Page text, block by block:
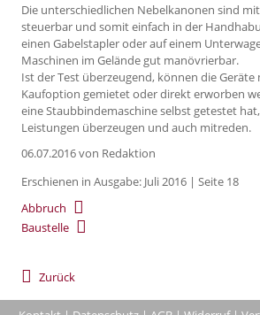
Die unterschiedlichen Nebelkanonen sind
steuerbar und somit einfach in der
einen Gabelstapler oder auf einem
Maschinen im Gelände gut manövrierbar.
Ist der Test überzeugend, können die
Kaufoption gemietet oder direkt erworben
eine Staubbindemaschine selbst getestet
Leistungen überzeugen und auch mitreden.
06.07.2016von Redaktion
Erschienen in Ausgabe: Juli 2016 | Seite 18
Abbruch
Baustelle
Zurück